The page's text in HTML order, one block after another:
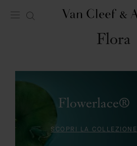
Van
Arpels
GIOIELLERIA
Flora
Flowerlace®
SCOPRI LA COLLEZIONE